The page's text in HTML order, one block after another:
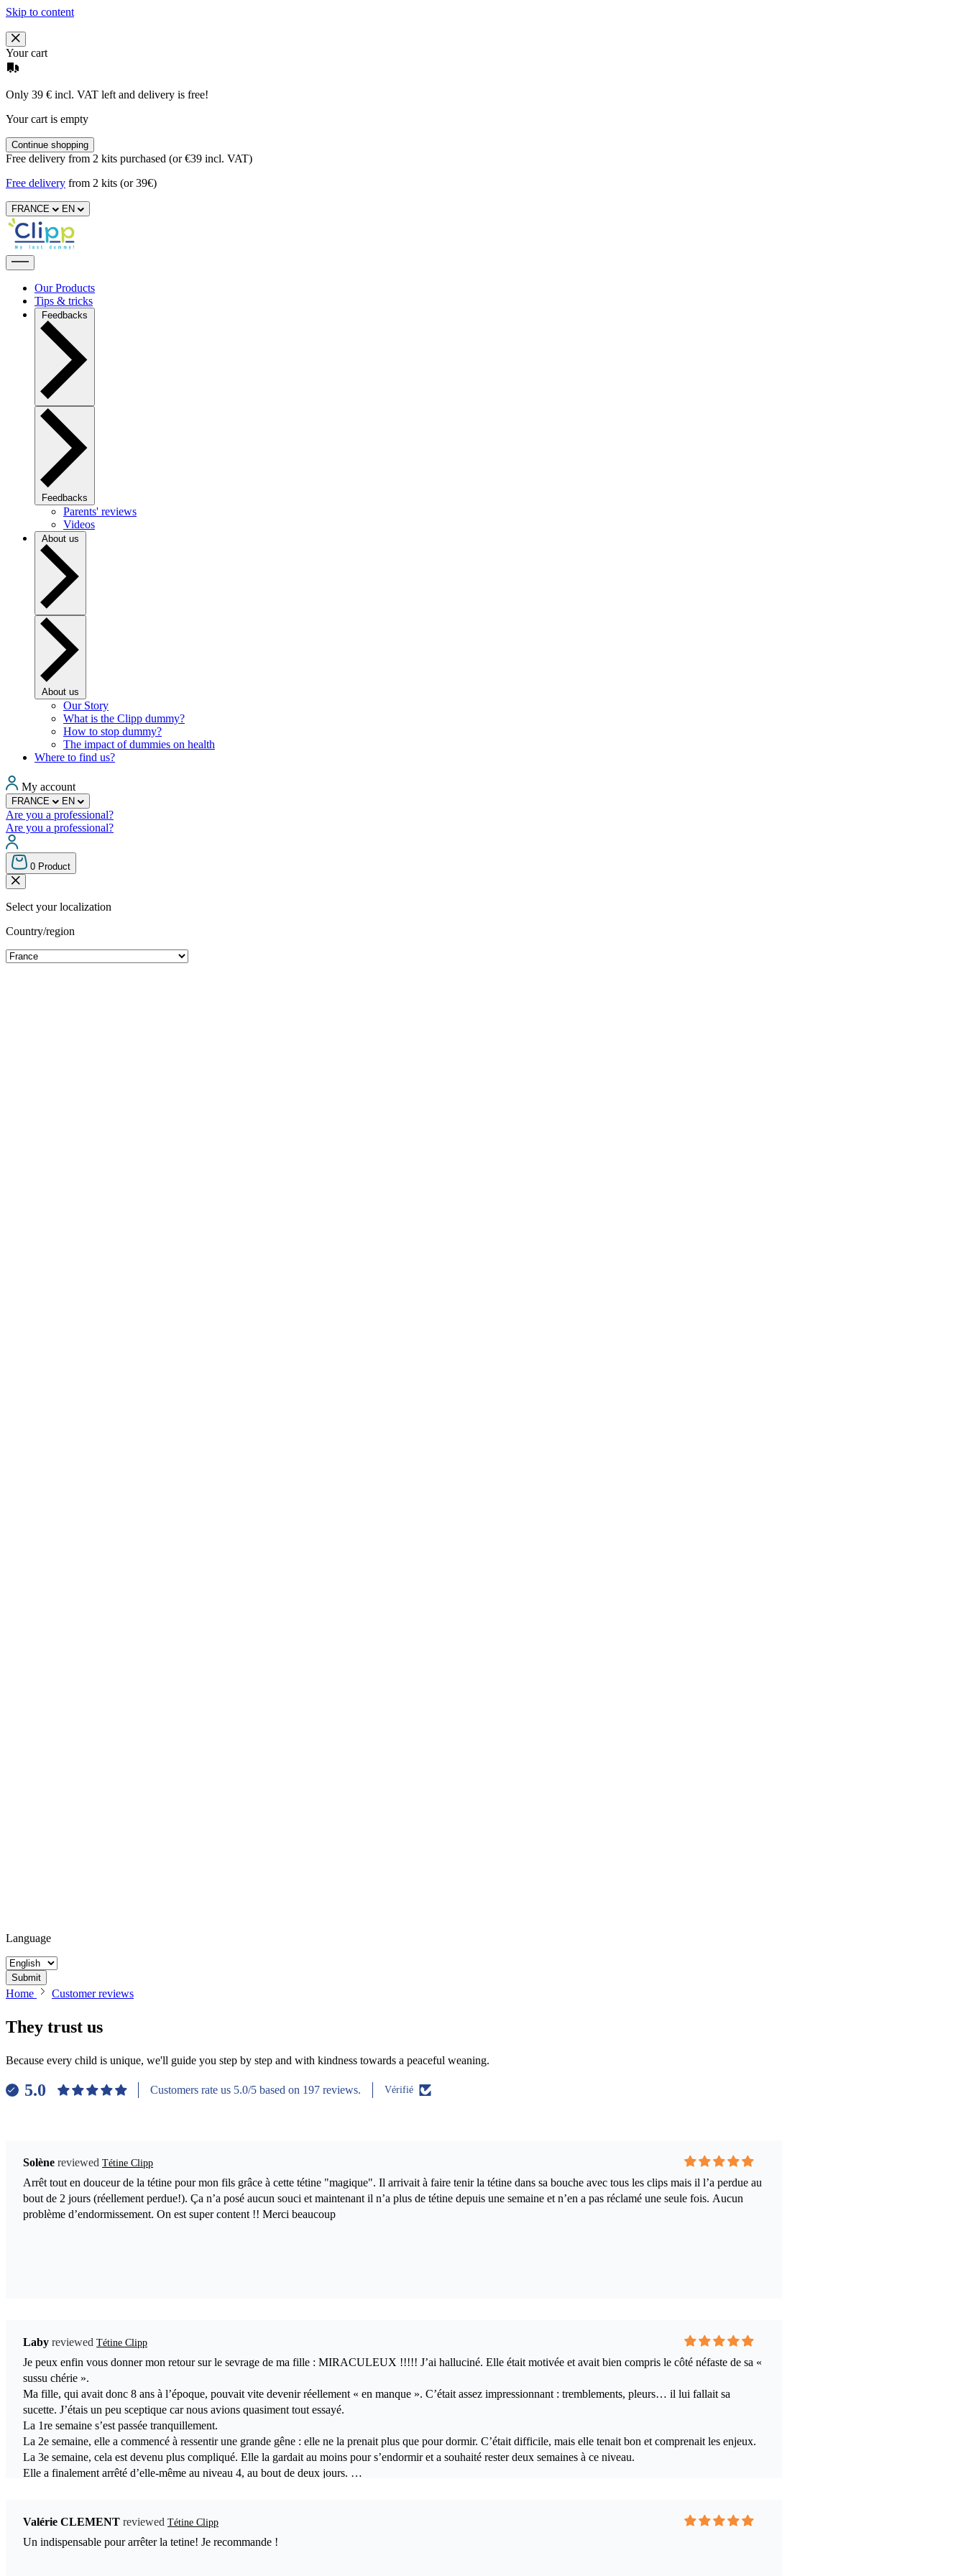
Skip to content
Your cart
Only 39 € incl. VAT left and delivery is free!
Your cart is empty
Continue shopping
Free delivery from 2 kits purchased (or €39 incl. VAT)
Free delivery from 2 kits (or 39€)
FRANCE EN
Our Products
Tips & tricks
Feedbacks
Feedbacks
Parents' reviews
Videos
About us
About us
Our Story
What is the Clipp dummy?
How to stop dummy?
The impact of dummies on health
Where to find us?
My account
FRANCE EN
Are you a professional?
Are you a professional?
0 Product
Select your localization
Country/region
Language
Submit
Home Customer reviews
They trust us
Because every child is unique, we'll guide you step by step and with kindness towards a peaceful weaning.
5.0 Customers rate us 5.0/5 based on 197 reviews. Vérifié
Solène Tétine Clipp
Arrêt tout en douceur de la tétine pour mon fils grâce à cette tétine "magique". Il arrivait à faire tenir la tétine dans sa bouche avec tous les clips mais il l’a perdue au
bout de 2 jours (réellement perdue!). Ça n’a posé aucun souci et maintenant il n’a plus de tétine depuis une semaine et n’en a pas réclamé une seule fois. Aucun
problème d’endormissement. On est super content !! Merci beaucoup
Laby Tétine Clipp
Je peux enfin vous donner mon retour sur le sevrage de ma fille : MIRACULEUX !!!!! J’ai halluciné. Elle était motivée et avait bien compris le côté néfaste de sa «
sussu chérie ».
Ma fille, qui avait donc 8 ans à l’époque, pouvait vite devenir réellement « en manque ». C’était assez impressionnant : tremblements, pleurs… il lui fallait sa
sucette. J’étais un peu sceptique car nous avions quasiment tout essayé.
La 1re semaine s’est passée tranquillement.
La 2e semaine, elle a commencé à ressentir une grande gêne : elle ne la prenait plus que pour dormir. C’était difficile, mais elle tenait bon et comprenait les enjeux.
La 3e semaine, cela est devenu plus compliqué. Elle la gardait au moins pour s’endormir et a souhaité rester deux semaines à ce niveau.
Elle a finalement arrêté d’elle-même au niveau 4, au bout de deux jours.
Merci à vous pour votre invention. Sincèrement, MERCI : vous avez réussi à redonner confiance (et de belles dents !) à une fillette désormais épanouie.
Au passage, son jumeau, qui prenait encore sa sucette lors des chagrins ou pour s’endormir, a tenu jusqu’au premier jour du 3e niveau… (lui était davantage dans le
mimétisme de sa sœur).
Valérie CLEMENT Tétine Clipp
Un indispensable pour arrêter la tetine! Je recommande !